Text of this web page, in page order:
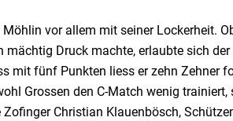
vor allem mit seiner Lockerheit.
mächtig Druck machte, erlaubte sich
mit fünf Punkten liess er zehn Zehner
Grossen den C-Match wenig
Christian Klauenbösch,